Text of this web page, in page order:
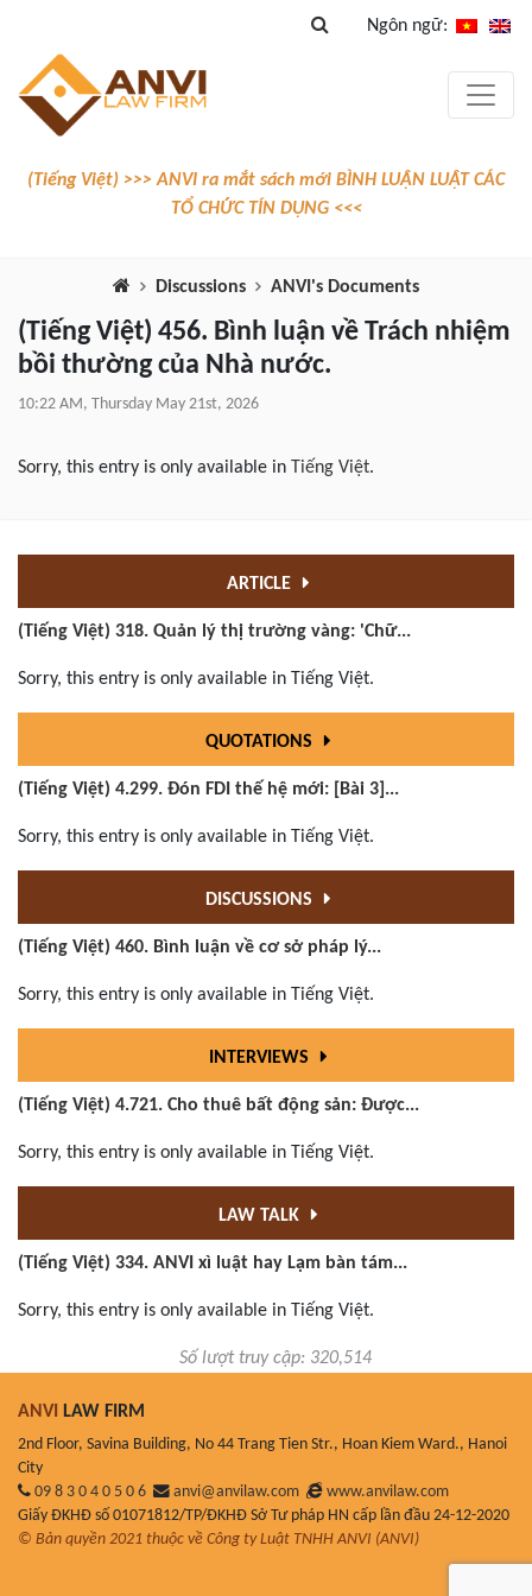
Ngôn ngữ:
(Tiếng Việt) >>> ANVI ra mắt sách mới BÌNH LUẬN LUẬT CÁC
TỔ CHỨC TÍN DỤNG <<<
Discussions ANVI's Documents
(Tiếng Việt) 456. Bình luận về Trách nhiệm
bồi thường của Nhà nước.
10:22 AM, Thursday May 21st, 2026
Sorry, this entry is only available in Tiếng Việt.
ARTICLE
(Tiếng Việt) 318. Quản lý thị trường vàng: 'Chữ...
Sorry, this entry is only available in Tiếng Việt.
QUOTATIONS
(Tiếng Việt) 4.299. Đón FDI thế hệ mới: [Bài 3]...
Sorry, this entry is only available in Tiếng Việt.
DISCUSSIONS
(Tiếng Việt) 460. Bình luận về cơ sở pháp lý...
Sorry, this entry is only available in Tiếng Việt.
INTERVIEWS
(Tiếng Việt) 4.721. Cho thuê bất động sản: Được...
Sorry, this entry is only available in Tiếng Việt.
LAW TALK
(Tiếng Việt) 334. ANVI xì luật hay Lạm bàn tám...
Sorry, this entry is only available in Tiếng Việt.
Số lượt truy cập: 320,514
ANVI LAW FIRM
2nd Floor, Savina Building, No 44 Trang Tien Str., Hoan Kiem Ward., Hanoi
City
09 8 3 0 4 0 5 0 6
anvi@anvilaw.com
www.anvilaw.com
Giấy ĐKHĐ số 01071812/TP/ĐKHĐ Sở Tư pháp HN cấp lần đầu 24-12-2020
© Bản quyền 2021 thuộc về Công ty Luật TNHH ANVI (ANVI)